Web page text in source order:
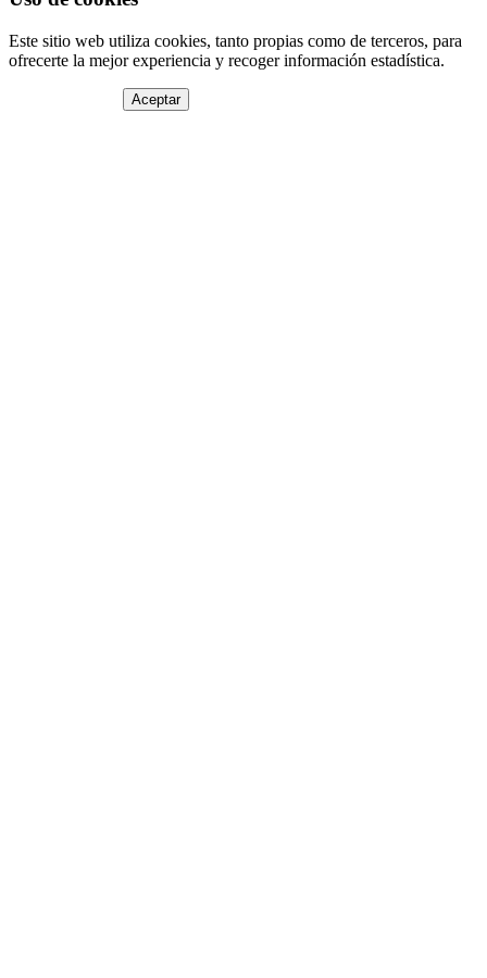
Este sitio web utiliza cookies, tanto propias como de terceros, para
ofrecerte la mejor experiencia y recoger información estadística.
Aceptar